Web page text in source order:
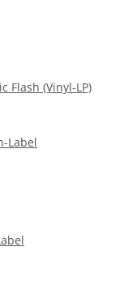
Flash (Vinyl-LP)